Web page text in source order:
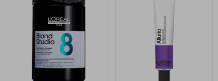
-------------------------------------------------